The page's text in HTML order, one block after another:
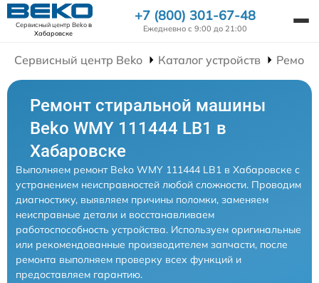
Сервисный центр Bekoв
Хабаровске
+7 (800) 301-67-48
Ежедневно с 9:00 до 21:00
Сервисный центр Beko Каталог устройств
Ремонт стиральной машины
Beko WMY 111444 LB1 в
Хабаровске
Выполняем ремонт Beko WMY 111444 LB1 в Хабаровске с
устранением неисправностей любой сложности. Проводим
диагностику, выявляем причины поломки, заменяем
неисправные детали и восстанавливаем
работоспособность устройства. Используем оригинальные
или рекомендованные производителем запчасти, после
ремонта выполняем проверку всех функций и
предоставляем гарантию.